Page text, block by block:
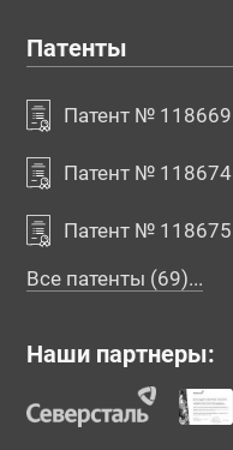
Патенты
Патент № 118669
Патент № 118674
Патент № 118675
Все патенты (69)...
Наши партнеры: